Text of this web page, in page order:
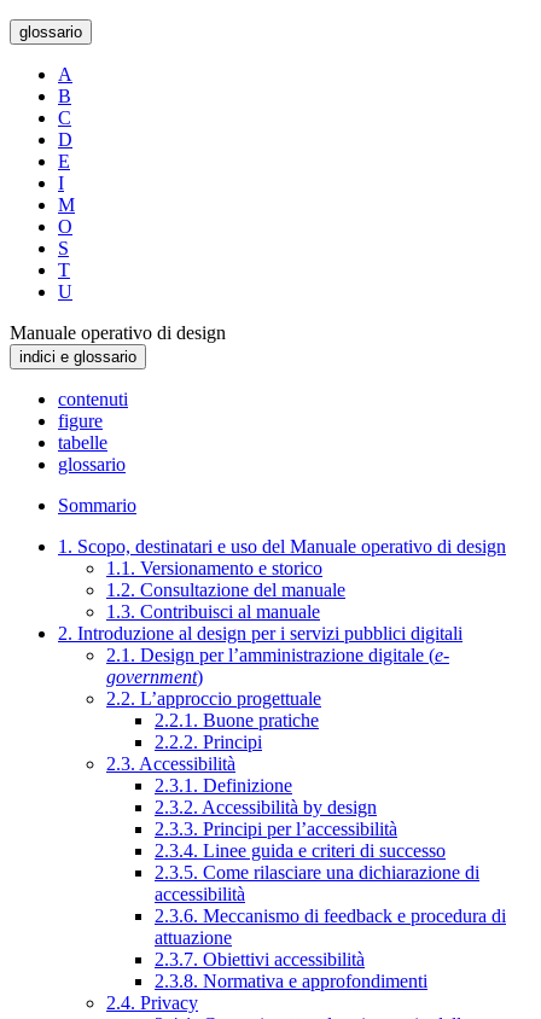
glossario
A
B
C
D
E
I
M
O
S
T
U
Manuale operativo di design
indici e glossario
contenuti
figure
tabelle
glossario
Sommario
1. Scopo, destinatari e uso del Manuale operativo di design
1.1. Versionamento e storico
1.2. Consultazione del manuale
1.3. Contribuisci al manuale
2. Introduzione al design per i servizi pubblici digitali
2.1. Design per l’amministrazione digitale (e-
government)
2.2. L’approccio progettuale
2.2.1. Buone pratiche
2.2.2. Principi
2.3. Accessibilità
2.3.1. Definizione
2.3.2. Accessibilità by design
2.3.3. Principi per l’accessibilità
2.3.4. Linee guida e criteri di successo
2.3.5. Come rilasciare una dichiarazione di
accessibilità
2.3.6. Meccanismo di feedback e procedura di
attuazione
2.3.7. Obiettivi accessibilità
2.3.8. Normativa e approfondimenti
2.4. Privacy